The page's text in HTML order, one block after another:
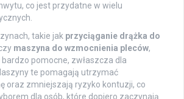
co jest przydatne w wielu
takie jak przyciąganie drążka do
maszyna do wzmocnienia pleców,
pomocne, zwłaszcza dla
te pomagają utrzymać
oraz zmniejszają ryzyko kontuzji, co
dla osób, które dopiero zaczynają